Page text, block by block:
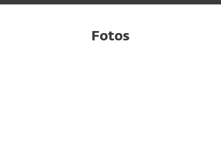
Fotos